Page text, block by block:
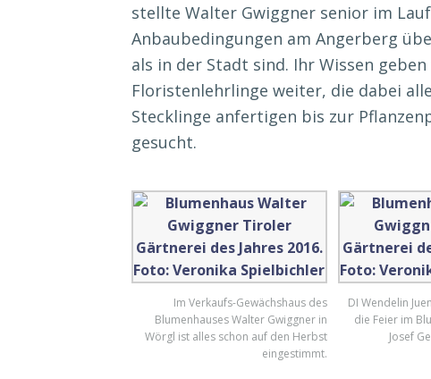
stellte Walter Gwiggner senior im
Anbaubedingungen am Angerberg
als in der Stadt sind. Ihr Wissen
Floristenlehrlinge weiter, die dabei
Stecklinge anfertigen bis zur
gesucht.
Im Verkaufs-Gewächshaus des
Blumenhauses Walter Gwiggner in
Wörgl ist alles schon auf den Herbst
eingestimmt.
DI Wendelin
die Feier im
Josef